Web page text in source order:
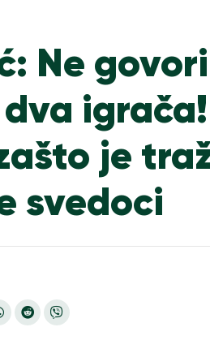
Ne
je
svedoci